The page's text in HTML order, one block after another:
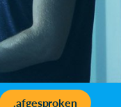
.afgesproken